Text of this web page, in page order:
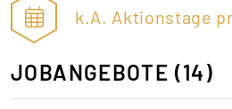
k.A. Aktionstage
JOBANGEBOTE (14)